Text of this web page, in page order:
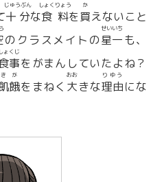
十分
じゅうぶん
な食料
しょくりょう
を買
か
えないこと
のクラスメイトの星一
せいいち
も、
事
しょくじ
餓
きが
をまねく 大
おお
きな理由
りゆう
にな